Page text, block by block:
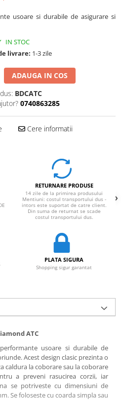
usoare si durabile de asigurare si
IN STOC
livrare: 1-3 zile
ADAUGA IN COS
BDCATC
0740863285
Cere informatii
RETURNARE PRODUSE
14 zile de la primirea produsului
Mentiuni: costul transportului dus -
intors este suportat de catre client.
Din suma de returnat se scade
costul transportului dus.
PLATA SIGURA
Shopping sigur garantat
ATC
usoare si durabile de
Acest design clasic prezinta o
caldura la coborare sau la coborare
a preveni rasucirea corzii, iar
se potriveste cu dimensiuni de
Se foloseste cu coarda simpla sau